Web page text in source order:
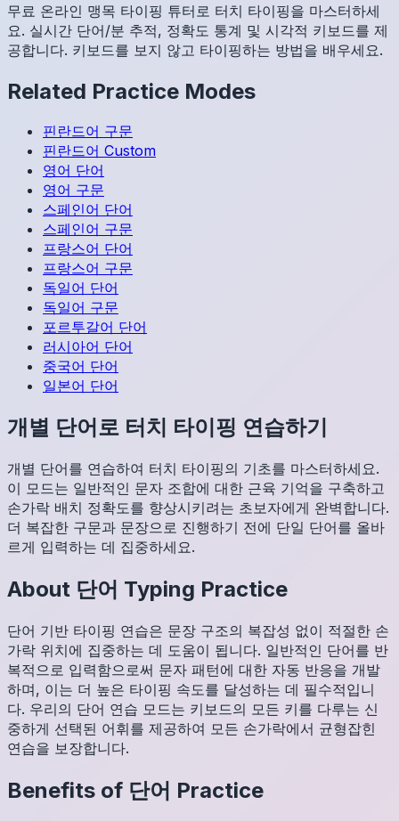
무료 온라인 맹목 타이핑 튜터로 터치 타이핑을 마스터하세
요. 실시간 단어/분 추적, 정확도 통계 및 시각적 키보드를 제
공합니다. 키보드를 보지 않고 타이핑하는 방법을 배우세요.
Related Practice Modes
핀란드어 구문
핀란드어 Custom
영어 단어
영어 구문
스페인어 단어
스페인어 구문
프랑스어 단어
프랑스어 구문
독일어 단어
독일어 구문
포르투갈어 단어
러시아어 단어
중국어 단어
일본어 단어
개별 단어로 터치 타이핑 연습하기
개별 단어를 연습하여 터치 타이핑의 기초를 마스터하세요.
이 모드는 일반적인 문자 조합에 대한 근육 기억을 구축하고
손가락 배치 정확도를 향상시키려는 초보자에게 완벽합니다.
더 복잡한 구문과 문장으로 진행하기 전에 단일 단어를 올바
르게 입력하는 데 집중하세요.
About 단어 Typing Practice
단어 기반 타이핑 연습은 문장 구조의 복잡성 없이 적절한 손
가락 위치에 집중하는 데 도움이 됩니다. 일반적인 단어를 반
복적으로 입력함으로써 문자 패턴에 대한 자동 반응을 개발
하며, 이는 더 높은 타이핑 속도를 달성하는 데 필수적입니
다. 우리의 단어 연습 모드는 키보드의 모든 키를 다루는 신
중하게 선택된 어휘를 제공하여 모든 손가락에서 균형잡힌
연습을 보장합니다.
Benefits of 단어 Practice